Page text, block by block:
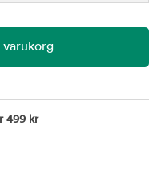
499 kr